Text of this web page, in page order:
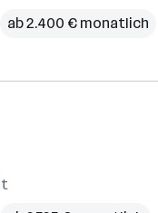
ab 2.400 € monatlich